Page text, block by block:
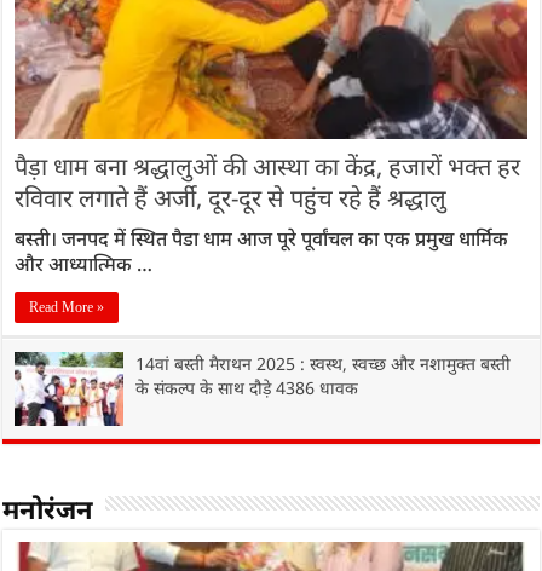
पैड़ा धाम बना श्रद्धालुओं की आस्था का केंद्र, हजारों भक्त हर
रविवार लगाते हैं अर्जी, दूर-दूर से पहुंच रहे हैं श्रद्धालु
बस्ती। जनपद में स्थित पैडा धाम आज पूरे पूर्वांचल का एक प्रमुख धार्मिक
और आध्यात्मिक …
Read More »
14वां बस्ती मैराथन 2025 : स्वस्थ, स्वच्छ और नशामुक्त बस्ती
के संकल्प के साथ दौड़े 4386 धावक
मनोरंजन